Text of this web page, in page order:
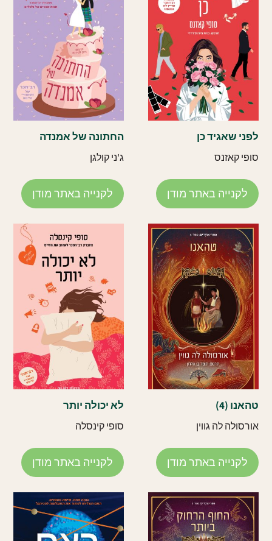
לפני שאגיד כן
סופי קאזנס
לקנייה באתר מודן
החתונה של אמנדה
ג'ני קולגן
לקנייה באתר מודן
טהאנו (4)
אורסולה לה גווין
לקנייה באתר מודן
לא יכולה יותר
סופי קינסלה
לקנייה באתר מודן